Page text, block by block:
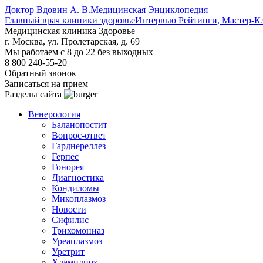
Доктор Вдовин А. В.Медицинская Энциклопедия
Главный врач клиники здоровьеИнтервью Рейтинги, Мастер-
Медицинская клиника Здоровье
г. Москва, ул. Пролетарская, д. 69
Мы работаем с 8 до 22 без выходных
8 800 240-55-20
Обратный звонок
Записаться на прием
Разделы сайта
Венерология
Баланопостит
Вопрос-ответ
Гарднереллез
Герпес
Гонорея
Диагностика
Кондиломы
Микоплазмоз
Новости
Сифилис
Трихомониаз
Уреаплазмоз
Уретрит